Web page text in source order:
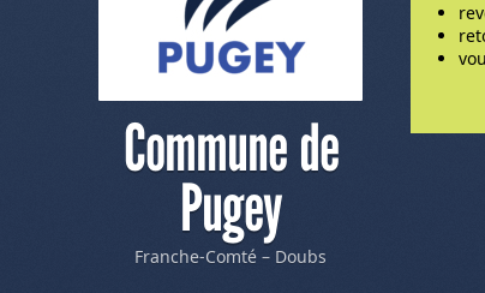
Commune de
Pugey
Franche-Comté – Doubs